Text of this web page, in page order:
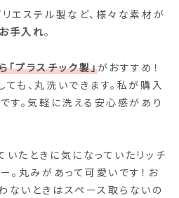
エステル製など、様々な素材が
お手入れ。
プラスチック製」がおすすめ！
も、丸洗いできます。私が購入
す。気軽に洗える安心感があり
たときに気になっていたリッチ
。丸みがあって可愛いです！お
ないときはスペース取らないの